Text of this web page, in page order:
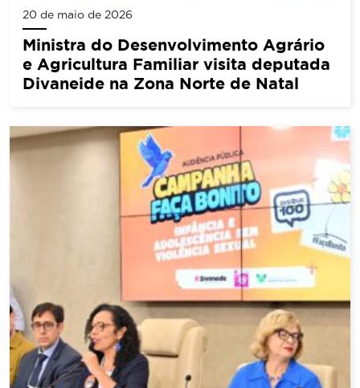
20 de maio de 2026
Ministra do Desenvolvimento Agrário
e Agricultura Familiar visita deputada
Divaneide na Zona Norte de Natal